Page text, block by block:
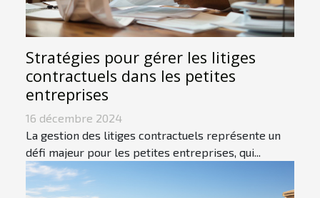
Stratégies pour gérer les litiges
contractuels dans les petites
entreprises
16 décembre 2024
La gestion des litiges contractuels représente un
défi majeur pour les petites entreprises, qui...